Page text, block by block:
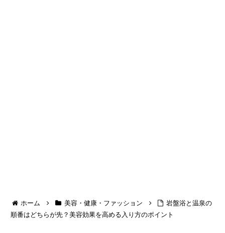
ホーム 美容・健康・ファッション
岩盤浴と温泉の
順番はどちらが先？美容効果を高める入り方のポイント